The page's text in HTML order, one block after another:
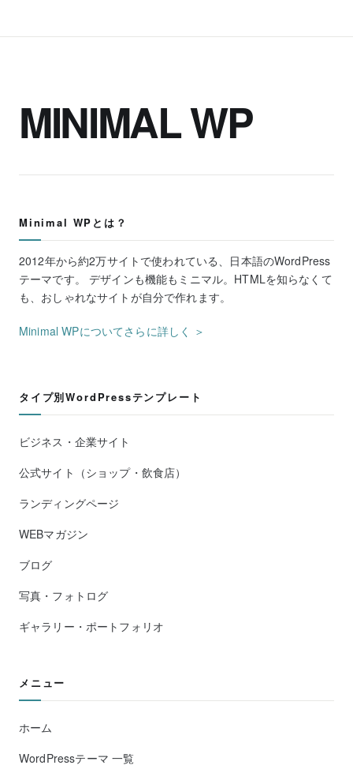
MINIMAL WP
Minimal WPとは？
2012年から約2万サイトで使われている、日本語のWordPress
テーマです。 デザインも機能もミニマル。HTMLを知らなくて
も、おしゃれなサイトが自分で作れます。
Minimal WPについてさらに詳しく ＞
タイプ別WordPressテンプレート
ビジネス・企業サイト
公式サイト（ショップ・飲食店）
ランディングページ
WEBマガジン
ブログ
写真・フォトログ
ギャラリー・ポートフォリオ
メニュー
ホーム
WordPressテーマ 一覧